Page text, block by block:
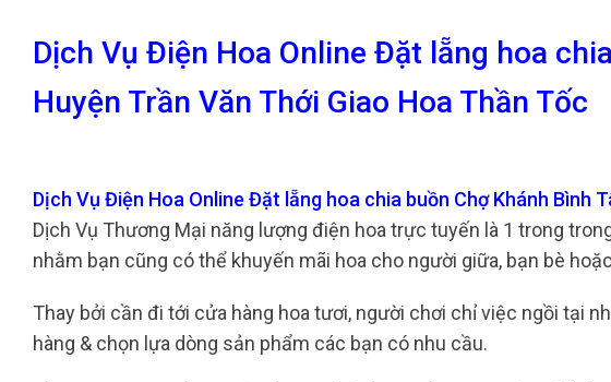
Dịch Vụ Điện Hoa Online Đặt lẵng hoa
Huyện Trần Văn Thới Giao Hoa Thần Tốc
Dịch Vụ Điện Hoa Online Đặt lẵng hoa chia buồn Chợ Khánh Bình
Dịch Vụ Thương Mại năng lượng điện hoa trực tuyến là 1 trong
nhằm bạn cũng có thể khuyến mãi hoa cho người giữa, bạn bè
Thay bởi cần đi tới cửa hàng hoa tươi, người chơi chỉ việc ngồi tại
hàng & chọn lựa dòng sản phẩm các bạn có nhu cầu.